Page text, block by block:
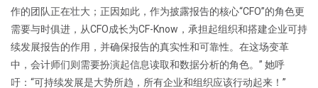
作的团队正在壮大；正因如此，作为披露报告的核心“CFO”的角色更
需要与时俱进，从CFO成长为CF-Know，承担起组织和搭建企业可持
续发展报告的作用，并确保报告的真实性和可靠性。在这场变革
中，会计师们则需要扮演起信息读取和数据分析的角色。” 她呼
吁：“可持续发展是大势所趋，所有企业和组织应该行动起来！”